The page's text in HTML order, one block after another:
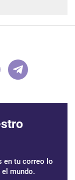
en tu correo lo
mundo.